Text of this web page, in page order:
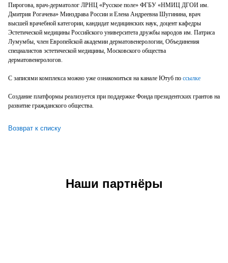
Пирогова, врач-дерматолог ЛРНЦ «Русское поле» ФГБУ «НМИЦ ДГОИ им.
Дмитрия Рогачева» Минздрава России и Елена Андреевна Шугинина, врач
высшей врачебной категории, кандидат медицинских наук, доцент кафедры
Эстетической медицины Российского университета дружбы народов им. Патриса
Лумумбы, член Европейской академии дерматовенерологии, Объединения
специалистов эстетической медицины, Московского общества
дерматовенерологов.
С записями комплекса можно уже ознакомиться на канале Ютуб по ссылке
Создание платформы реализуется при поддержке Фонда президентских грантов на
развитие гражданского общества.
Возврат к списку
Наши партнёры